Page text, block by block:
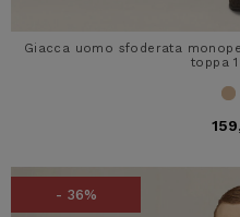
Giacca uomo sfoderata
toppa
- 36%